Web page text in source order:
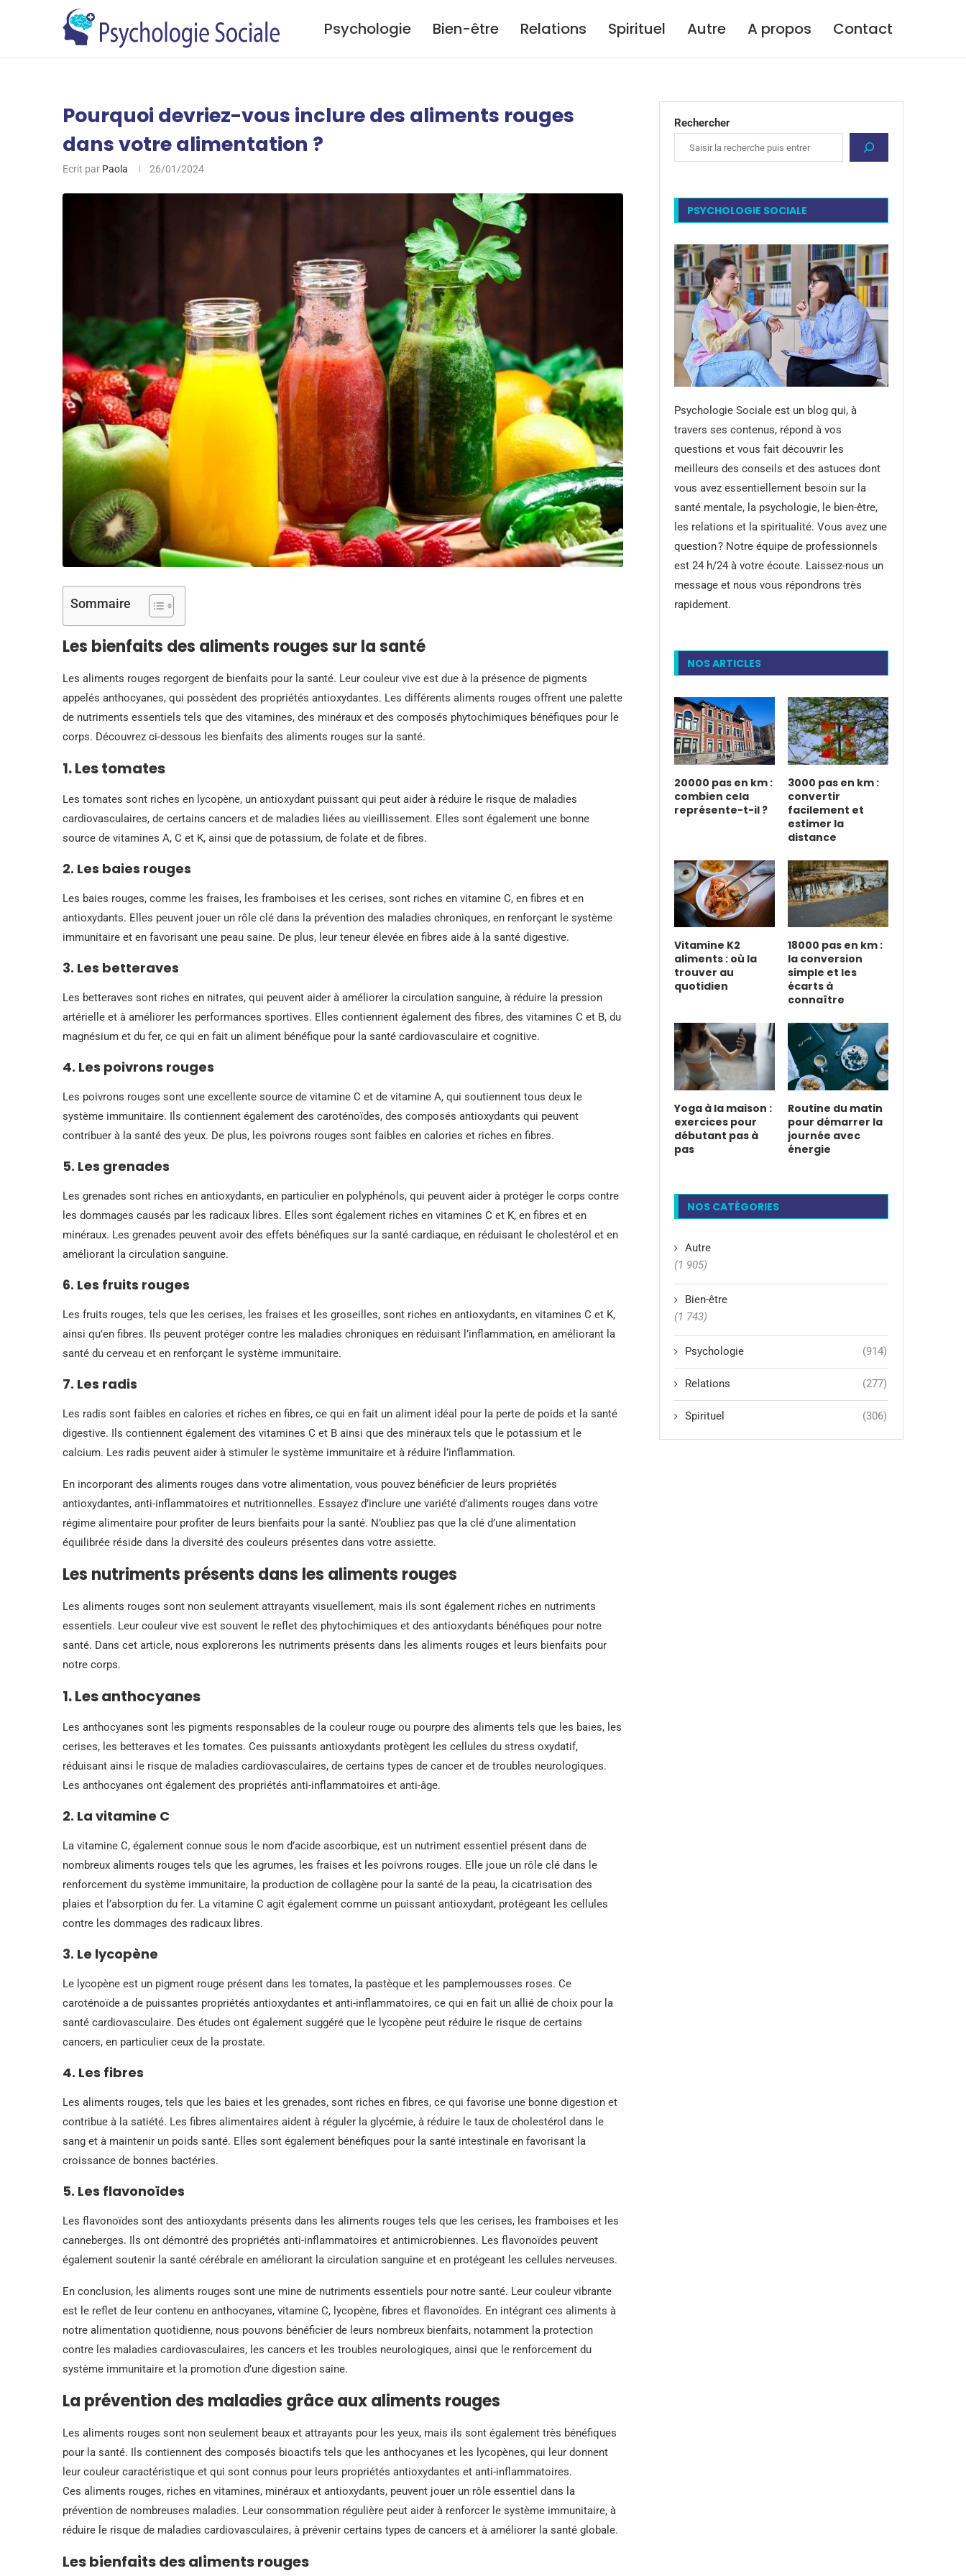
Psychologie Bien-être Relations Spirituel Autre A propos Contact
Pourquoi devriez-vous inclure des aliments rouges
dans votre alimentation ?
Ecrit par Paola 26/01/2024
Sommaire
Les bienfaits des aliments rouges sur la santé
Les aliments rouges regorgent de bienfaits pour la santé. Leur couleur vive est due à la présence de pigments
appelés anthocyanes, qui possèdent des propriétés antioxydantes. Les différents aliments rouges offrent une palette
de nutriments essentiels tels que des vitamines, des minéraux et des composés phytochimiques bénéfiques pour le
corps. Découvrez ci-dessous les bienfaits des aliments rouges sur la santé.
1. Les tomates
Les tomates sont riches en lycopène, un antioxydant puissant qui peut aider à réduire le risque de maladies
cardiovasculaires, de certains cancers et de maladies liées au vieillissement. Elles sont également une bonne
source de vitamines A, C et K, ainsi que de potassium, de folate et de fibres.
2. Les baies rouges
Les baies rouges, comme les fraises, les framboises et les cerises, sont riches en vitamine C, en fibres et en
antioxydants. Elles peuvent jouer un rôle clé dans la prévention des maladies chroniques, en renforçant le système
immunitaire et en favorisant une peau saine. De plus, leur teneur élevée en fibres aide à la santé digestive.
3. Les betteraves
Les betteraves sont riches en nitrates, qui peuvent aider à améliorer la circulation sanguine, à réduire la pression
artérielle et à améliorer les performances sportives. Elles contiennent également des fibres, des vitamines C et B, du
magnésium et du fer, ce qui en fait un aliment bénéfique pour la santé cardiovasculaire et cognitive.
4. Les poivrons rouges
Les poivrons rouges sont une excellente source de vitamine C et de vitamine A, qui soutiennent tous deux le
système immunitaire. Ils contiennent également des caroténoïdes, des composés antioxydants qui peuvent
contribuer à la santé des yeux. De plus, les poivrons rouges sont faibles en calories et riches en fibres.
5. Les grenades
Les grenades sont riches en antioxydants, en particulier en polyphénols, qui peuvent aider à protéger le corps contre
les dommages causés par les radicaux libres. Elles sont également riches en vitamines C et K, en fibres et en
minéraux. Les grenades peuvent avoir des effets bénéfiques sur la santé cardiaque, en réduisant le cholestérol et en
améliorant la circulation sanguine.
6. Les fruits rouges
Les fruits rouges, tels que les cerises, les fraises et les groseilles, sont riches en antioxydants, en vitamines C et K,
ainsi qu’en fibres. Ils peuvent protéger contre les maladies chroniques en réduisant l’inflammation, en améliorant la
santé du cerveau et en renforçant le système immunitaire.
7. Les radis
Les radis sont faibles en calories et riches en fibres, ce qui en fait un aliment idéal pour la perte de poids et la santé
digestive. Ils contiennent également des vitamines C et B ainsi que des minéraux tels que le potassium et le
calcium. Les radis peuvent aider à stimuler le système immunitaire et à réduire l’inflammation.
En incorporant des aliments rouges dans votre alimentation, vous pouvez bénéficier de leurs propriétés
antioxydantes, anti-inflammatoires et nutritionnelles. Essayez d’inclure une variété d’aliments rouges dans votre
régime alimentaire pour profiter de leurs bienfaits pour la santé. N’oubliez pas que la clé d’une alimentation
équilibrée réside dans la diversité des couleurs présentes dans votre assiette.
Les nutriments présents dans les aliments rouges
Les aliments rouges sont non seulement attrayants visuellement, mais ils sont également riches en nutriments
essentiels. Leur couleur vive est souvent le reflet des phytochimiques et des antioxydants bénéfiques pour notre
santé. Dans cet article, nous explorerons les nutriments présents dans les aliments rouges et leurs bienfaits pour
notre corps.
1. Les anthocyanes
Les anthocyanes sont les pigments responsables de la couleur rouge ou pourpre des aliments tels que les baies, les
cerises, les betteraves et les tomates. Ces puissants antioxydants protègent les cellules du stress oxydatif,
réduisant ainsi le risque de maladies cardiovasculaires, de certains types de cancer et de troubles neurologiques.
Les anthocyanes ont également des propriétés anti-inflammatoires et anti-âge.
2. La vitamine C
La vitamine C, également connue sous le nom d’acide ascorbique, est un nutriment essentiel présent dans de
nombreux aliments rouges tels que les agrumes, les fraises et les poivrons rouges. Elle joue un rôle clé dans le
renforcement du système immunitaire, la production de collagène pour la santé de la peau, la cicatrisation des
plaies et l’absorption du fer. La vitamine C agit également comme un puissant antioxydant, protégeant les cellules
contre les dommages des radicaux libres.
3. Le lycopène
Le lycopène est un pigment rouge présent dans les tomates, la pastèque et les pamplemousses roses. Ce
caroténoïde a de puissantes propriétés antioxydantes et anti-inflammatoires, ce qui en fait un allié de choix pour la
santé cardiovasculaire. Des études ont également suggéré que le lycopène peut réduire le risque de certains
cancers, en particulier ceux de la prostate.
4. Les fibres
Les aliments rouges, tels que les baies et les grenades, sont riches en fibres, ce qui favorise une bonne digestion et
contribue à la satiété. Les fibres alimentaires aident à réguler la glycémie, à réduire le taux de cholestérol dans le
sang et à maintenir un poids santé. Elles sont également bénéfiques pour la santé intestinale en favorisant la
croissance de bonnes bactéries.
5. Les flavonoïdes
Les flavonoïdes sont des antioxydants présents dans les aliments rouges tels que les cerises, les framboises et les
canneberges. Ils ont démontré des propriétés anti-inflammatoires et antimicrobiennes. Les flavonoïdes peuvent
également soutenir la santé cérébrale en améliorant la circulation sanguine et en protégeant les cellules nerveuses.
En conclusion, les aliments rouges sont une mine de nutriments essentiels pour notre santé. Leur couleur vibrante
est le reflet de leur contenu en anthocyanes, vitamine C, lycopène, fibres et flavonoïdes. En intégrant ces aliments à
notre alimentation quotidienne, nous pouvons bénéficier de leurs nombreux bienfaits, notamment la protection
contre les maladies cardiovasculaires, les cancers et les troubles neurologiques, ainsi que le renforcement du
système immunitaire et la promotion d’une digestion saine.
La prévention des maladies grâce aux aliments rouges
Les aliments rouges sont non seulement beaux et attrayants pour les yeux, mais ils sont également très bénéfiques
pour la santé. Ils contiennent des composés bioactifs tels que les anthocyanes et les lycopènes, qui leur donnent
leur couleur caractéristique et qui sont connus pour leurs propriétés antioxydantes et anti-inflammatoires.
Ces aliments rouges, riches en vitamines, minéraux et antioxydants, peuvent jouer un rôle essentiel dans la
prévention de nombreuses maladies. Leur consommation régulière peut aider à renforcer le système immunitaire, à
réduire le risque de maladies cardiovasculaires, à prévenir certains types de cancers et à améliorer la santé globale.
Les bienfaits des aliments rouges
Rechercher
PSYCHOLOGIE SOCIALE
Psychologie Sociale est un blog qui, à
travers ses contenus, répond à vos
questions et vous fait découvrir les
meilleurs des conseils et des astuces dont
vous avez essentiellement besoin sur la
santé mentale, la psychologie, le bien-être,
les relations et la spiritualité. Vous avez une
question ? Notre équipe de professionnels
est 24 h/24 à votre écoute. Laissez-nous un
message et nous vous répondrons très
rapidement.
NOS ARTICLES
20000 pas en km :
combien cela
représente-t-il ?
3000 pas en km :
convertir
facilement et
estimer la
distance
Vitamine K2
aliments : où la
trouver au
quotidien
18000 pas en km :
la conversion
simple et les
écarts à
connaître
Yoga à la maison :
exercices pour
débutant pas à
pas
Routine du matin
pour démarrer la
journée avec
énergie
NOS CATÉGORIES
Autre
(1 905)
Bien-être
(1 743)
Psychologie (914)
Relations (277)
Spirituel (306)